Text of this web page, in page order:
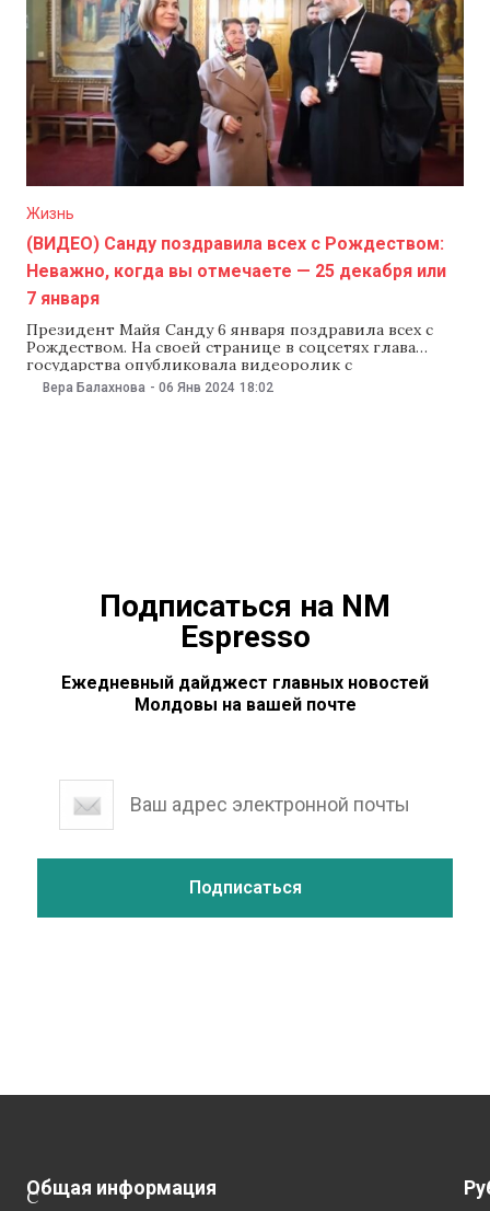
Жизнь
(ВИДЕО) Санду поздравила всех с Рождеством:
Неважно, когда вы отмечаете — 25 декабря или
7 января
Президент Майя Санду 6 января поздравила всех с
Рождеством. На своей странице в соцсетях глава
государства опубликовала видеоролик с
поздравлениям и пожеланиями добра и спокойствия.
«Неважно, празднуете вы Рождество 25 декабря или 7
Вера Балахнова - 06 Янв 2024 18:02
Подписаться на NM
Espresso
Ежедневный дайджест главных новостей
Молдовы на вашей почте
С
Общая информация